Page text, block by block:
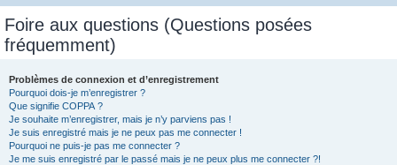
Foire aux questions (Questions posées
fréquemment)
Problèmes de connexion et d’enregistrement
Pourquoi dois-je m’enregistrer ?
Que signifie COPPA ?
Je souhaite m’enregistrer, mais je n’y parviens pas !
Je suis enregistré mais je ne peux pas me connecter !
Pourquoi ne puis-je pas me connecter ?
Je me suis enregistré par le passé mais je ne peux plus me connecter ?!